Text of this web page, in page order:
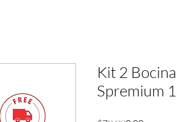
Kit 2
Spremium